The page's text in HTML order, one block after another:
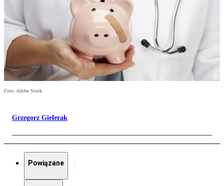
Foto: Adobe Stock
Grzegorz Gielerak
Powiązane